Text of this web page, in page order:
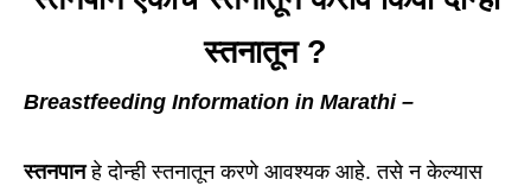
स्तनातून ?
Breastfeeding Information in Marathi –
स्तनपानहे दोन्ही स्तनातून करणे आवश्यक आहे. तसे न केल्यास